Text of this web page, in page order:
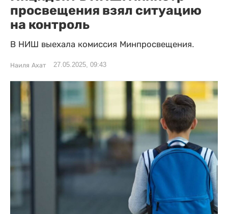
просвещения взял ситуацию
на контроль
В НИШ выехала комиссия Минпросвещения.
Наиля Ахат 27.05.2025, 09:43